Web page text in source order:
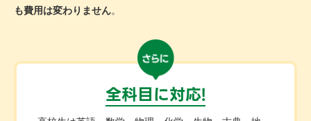
も費用は変わりません。
全科目に対応!